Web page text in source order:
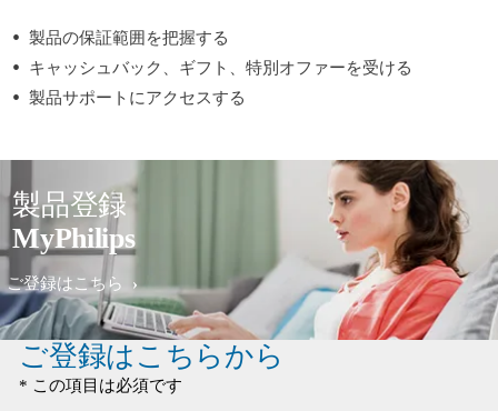
製品の保証範囲を把握する
キャッシュバック、ギフト、特別オファーを受ける
製品サポートにアクセスする
製品登録
MyPhilips
ご登録はこちら
ご登録はこちらから
* この項目は必須です